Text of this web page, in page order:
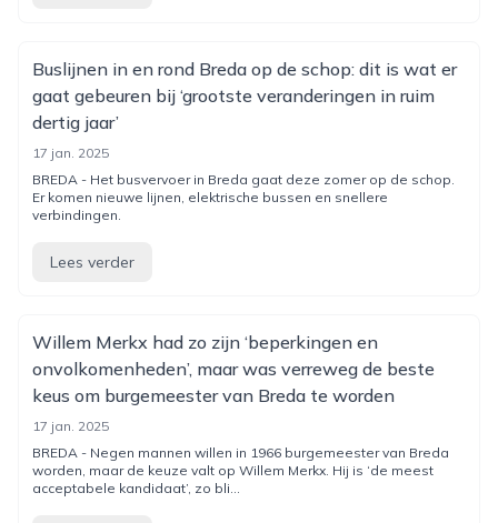
Buslijnen in en rond Breda op de schop: dit is wat er
gaat gebeuren bij ‘grootste veranderingen in ruim
dertig jaar’
17 jan. 2025
BREDA - Het busvervoer in Breda gaat deze zomer op de schop.
Er komen nieuwe lijnen, elektrische bussen en snellere
verbindingen.
Lees verder
Willem Merkx had zo zijn ‘beperkingen en
onvolkomenheden’, maar was verreweg de beste
keus om burgemeester van Breda te worden
17 jan. 2025
BREDA - Negen mannen willen in 1966 burgemeester van Breda
worden, maar de keuze valt op Willem Merkx. Hij is ‘de meest
acceptabele kandidaat’, zo bli...